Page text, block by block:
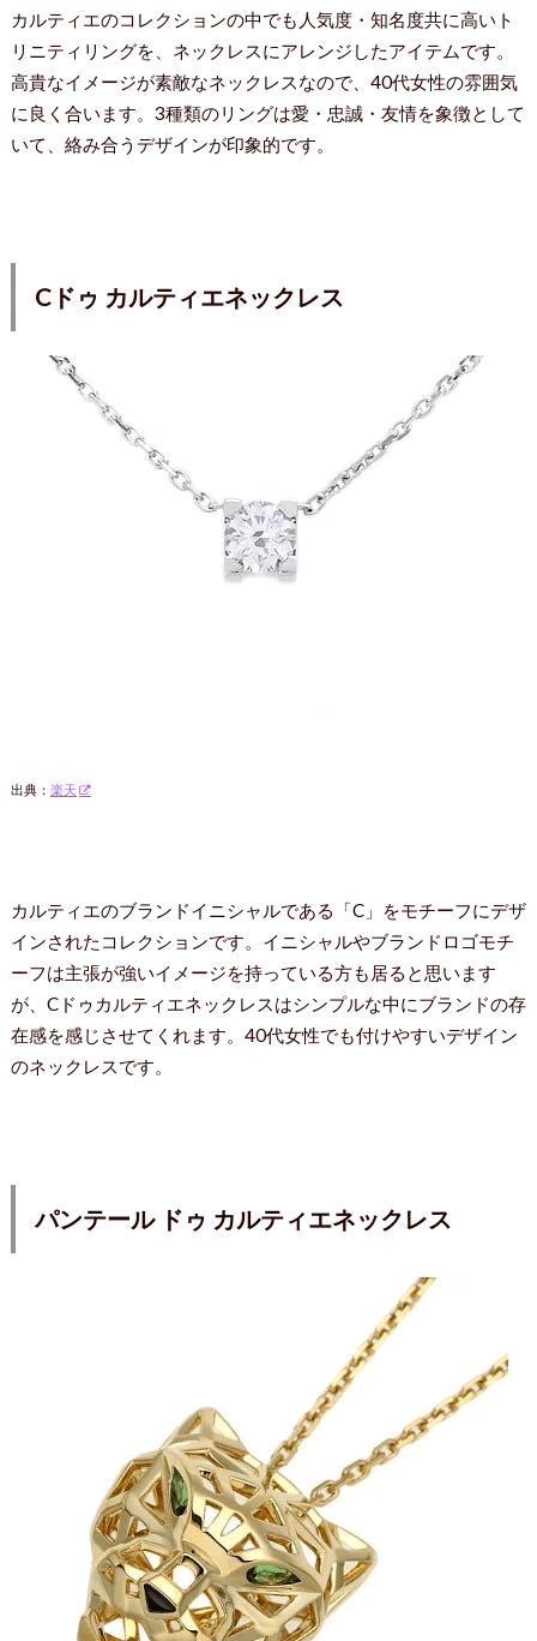
カルティエのコレクションの中でも人気度・知名度共に高いト
リニティリングを、ネックレスにアレンジしたアイテムです。
高貴なイメージが素敵なネックレスなので、40代女性の雰囲気
に良く合います。3種類のリングは愛・忠誠・友情を象徴として
いて、絡み合うデザインが印象的です。
Cドゥ カルティエネックレス
出典： 楽天
カルティエのブランドイニシャルである「C」をモチーフにデザ
インされたコレクションです。イニシャルやブランドロゴモチ
ーフは主張が強いイメージを持っている方も居ると思います
が、Cドゥカルティエネックレスはシンプルな中にブランドの存
在感を感じさせてくれます。40代女性でも付けやすいデザイン
のネックレスです。
パンテール ドゥ カルティエネックレス